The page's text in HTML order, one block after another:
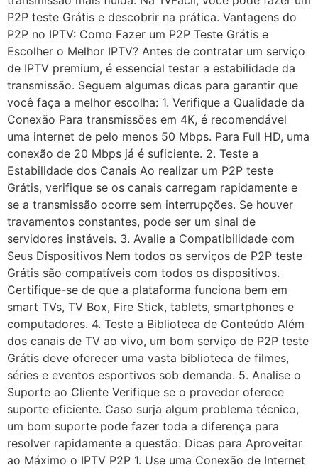
P2P teste Grátis e descobrir na prática. Vantagens do
P2P no IPTV: Como Fazer um P2P Teste Grátis e
Escolher o Melhor IPTV? Antes de contratar um serviço
de IPTV premium, é essencial testar a estabilidade da
transmissão. Seguem algumas dicas para garantir que
você faça a melhor escolha: 1. Verifique a Qualidade da
Conexão Para transmissões em 4K, é recomendável
uma internet de pelo menos 50 Mbps. Para Full HD, uma
conexão de 20 Mbps já é suficiente. 2. Teste a
Estabilidade dos Canais Ao realizar um P2P teste
Grátis, verifique se os canais carregam rapidamente e
se a transmissão ocorre sem interrupções. Se houver
travamentos constantes, pode ser um sinal de
servidores instáveis. 3. Avalie a Compatibilidade com
Seus Dispositivos Nem todos os serviços de P2P teste
Grátis são compatíveis com todos os dispositivos.
Certifique-se de que a plataforma funciona bem em
smart TVs, TV Box, Fire Stick, tablets, smartphones e
computadores. 4. Teste a Biblioteca de Conteúdo Além
dos canais de TV ao vivo, um bom serviço de P2P teste
Grátis deve oferecer uma vasta biblioteca de filmes,
séries e eventos esportivos sob demanda. 5. Analise o
Suporte ao Cliente Verifique se o provedor oferece
suporte eficiente. Caso surja algum problema técnico,
um bom suporte pode fazer toda a diferença para
resolver rapidamente a questão. Dicas para Aproveitar
ao Máximo o IPTV P2P 1. Use uma Conexão de Internet